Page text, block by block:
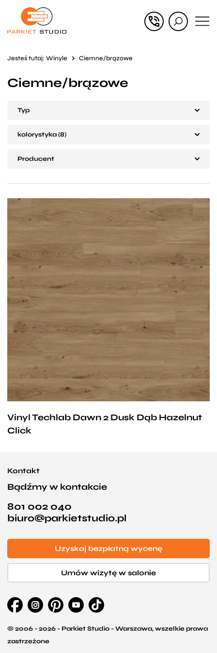
Przejdź
Przejdź
stopce
Jesteś tutaj: Winyle Ciemne/brązowe
Ciemne/brązowe
Typ
kolorystyka (8)
Producent
Przy zachowaniu określonych warunków panele mogą
być stosowane na ogrzewaniu podłogowym
gwarancji dla użytku domowego i 10- letniej gwarancji na
Vinyl Techlab Dawn 2 Dusk Dąb Hazelnut
Click
Kontakt
Bądźmy w kontakcie
801 002 040
biuro@parkietstudio.pl
Uzyskaj bezpłatną wycenę
Umów wizytę w salonie
© 2006 - 2026 - Parkiet Studio - Warszawa, wszelkie prawa
zastrzeżone